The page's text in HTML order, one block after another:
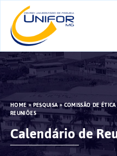
HOME»PESQUISA»COMISSÃO DE
REUNIÕES
Calendário de